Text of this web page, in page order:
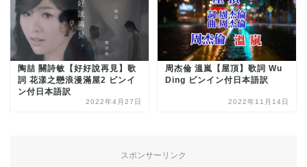
陶喆 關詩敏【好好說再見】歌
詞 花漾之戀浪漫滿屋2 ピンイ
ン付日本語訳
2022年4月27日
周杰倫 溫嵐【屋頂】歌詞 Wu
Ding ピンイン付日本語訳
2022年11月14日
スポンサーリンク